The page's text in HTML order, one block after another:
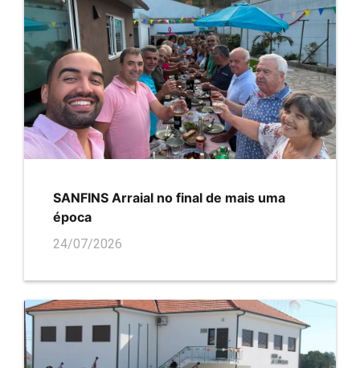
SANFINS Arraial no final de mais uma
época
24/07/2026